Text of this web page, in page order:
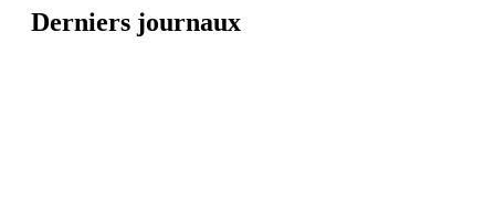
Derniers journaux